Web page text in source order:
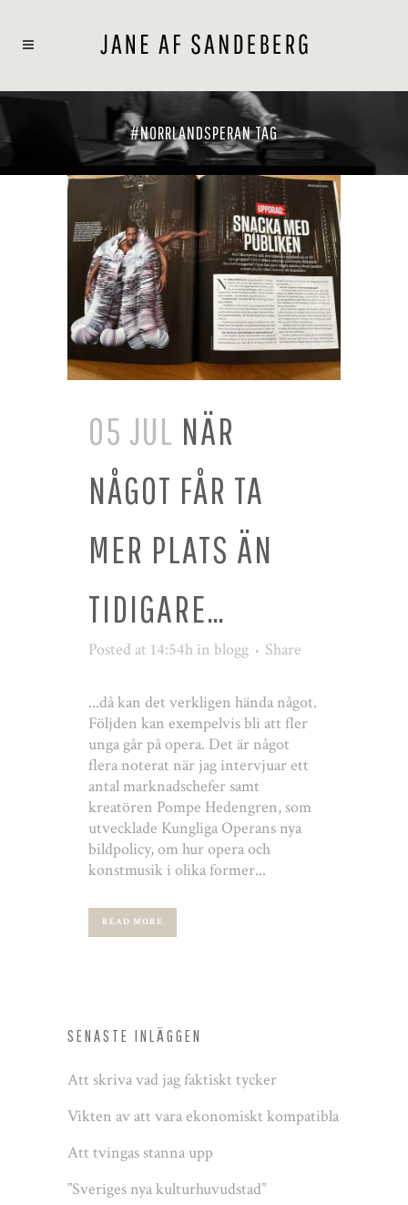
#NORRLANDSPERAN TAG
05 JUL NÄR
NÅGOT FÅR TA
MER PLATS ÄN
TIDIGARE…
Posted at 14:54h in blogg Share
...då kan det verkligen hända något.
Följden kan exempelvis bli att fler
unga går på opera. Det är något
flera noterat när jag intervjuar ett
antal marknadschefer samt
kreatören Pompe Hedengren, som
utvecklade Kungliga Operans nya
bildpolicy, om hur opera och
konstmusik i olika former...
READ MORE
SENASTE INLÄGGEN
Att skriva vad jag faktiskt tycker
Vikten av att vara ekonomiskt kompatibla
Att tvingas stanna upp
”Sveriges nya kulturhuvudstad”